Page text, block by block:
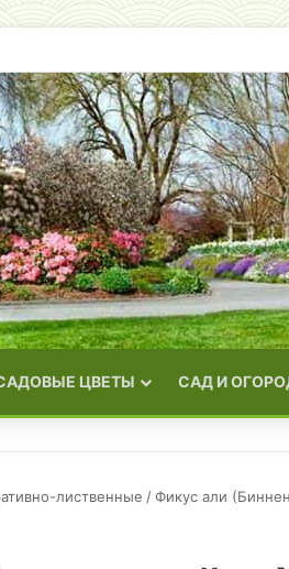
ЦВЕТЫ САД И
лиственные /Фикус али